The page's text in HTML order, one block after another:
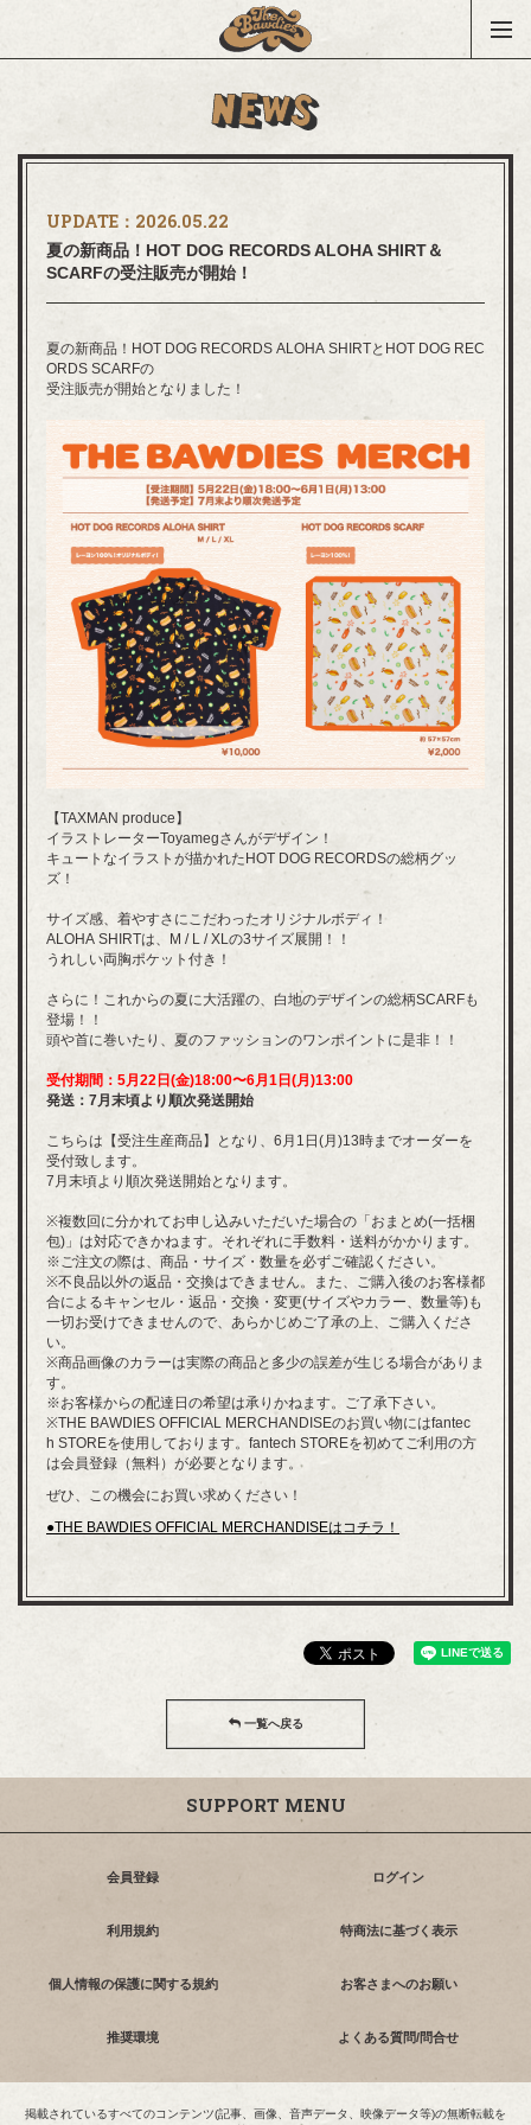
UPDATE： 2026.05.22
夏の新商品！HOT DOG RECORDS ALOHA SHIRT＆
SCARFの受注販売が開始！
夏の新商品！HOT DOG RECORDS ALOHA SHIRTとHOT DOG REC
ORDS SCARFの
受注販売が開始となりました！
【TAXMAN produce】
イラストレーターToyamegさんがデザイン！
キュートなイラストが描かれたHOT DOG RECORDSの総柄グッ
ズ！
サイズ感、着やすさにこだわったオリジナルボディ！
ALOHA SHIRTは、M / L / XLの3サイズ展開！！
うれしい両胸ポケット付き！
さらに！これからの夏に大活躍の、白地のデザインの総柄SCARFも
登場！！
頭や首に巻いたり、夏のファッションのワンポイントに是非！！
受付期間：5月22日(金)18:00〜6月1日(月)13:00
発送：7月末頃より順次発送開始
こちらは【受注生産商品】となり、6月1日(月)13時までオーダーを
受付致します。
7月末頃より順次発送開始となります。
※複数回に分かれてお申し込みいただいた場合の「おまとめ(一括梱
包)」は対応できかねます。それぞれに手数料・送料がかかります。
※ご注文の際は、商品・サイズ・数量を必ずご確認ください。
※不良品以外の返品・交換はできません。また、ご購入後のお客様都
合によるキャンセル・返品・交換・変更(サイズやカラー、数量等)も
一切お受けできませんので、あらかじめご了承の上、ご購入くださ
い。
※商品画像のカラーは実際の商品と多少の誤差が生じる場合がありま
す。
※お客様からの配達日の希望は承りかねます。ご了承下さい。
※THE BAWDIES OFFICIAL MERCHANDISEのお買い物にはfantec
h STOREを使用しております。fantech STOREを初めてご利用の方
は会員登録（無料）が必要となります。
ぜひ、この機会にお買い求めください！
●THE BAWDIES OFFICIAL MERCHANDISEはコチラ！
一覧へ戻る
SUPPORT MENU
会員登録 ログイン
利用規約 特商法に基づく表示
個人情報の保護に関する規約 お客さまへのお願い
推奨環境 よくある質問/問合せ
掲載されているすべてのコンテンツ(記事、画像、音声データ、映像データ等)の無断転載を